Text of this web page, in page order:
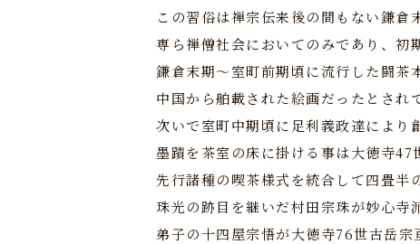
この習俗は禅宗伝来後の間もない鎌倉
専ら禅僧社会においてのみであり、初
鎌倉末期～室町前期頃に流行した闘茶
中国から舶載された絵画だったとされ
次いで室町中期頃に足利義政達により
墨蹟を茶室の床に掛ける事は大徳寺47
先行諸種の喫茶様式を統合して四畳半
珠光の跡目を継いだ村田宗珠が妙心寺
弟子の十四屋宗悟が大徳寺76世古岳宗